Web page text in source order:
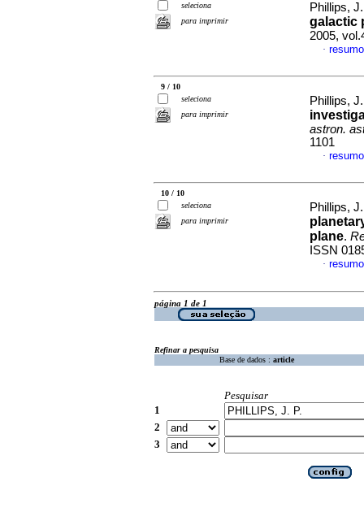
seleciona
para imprimir
Phillips,
galactic
2005,
·
9 / 10
seleciona
para imprimir
Phillips,
astron.
1101
·
10 / 10
seleciona
para imprimir
Phillips,
plane.
ISSN
·
página 1 de 1
Refinar a pesquisa
Base de dados : article
Pesquisar
1
2
3